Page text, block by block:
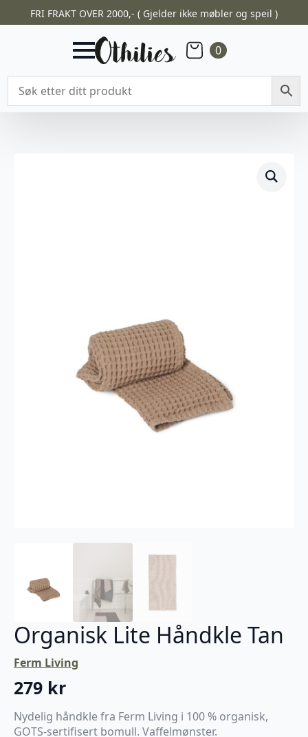
FRI FRAKT OVER 2000,- ( Gjelder ikke møbler og speil )
0
Organisk Lite Håndkle Tan
Ferm Living
279 kr
Nydelig håndkle fra Ferm Living i 100 % organisk,
GOTS-sertifisert bomull. Vaffelmønster.